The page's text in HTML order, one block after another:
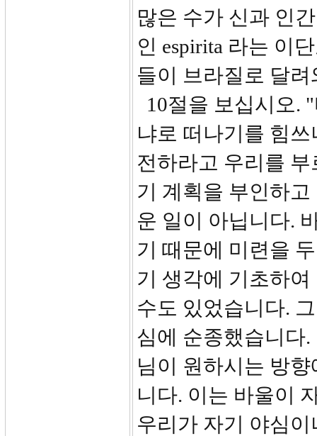
많은 수가 신과 인
인 espirita 라는 이
들이 브라질로 달
10절을 보십시오.
냐로 떠나기를 힘
전하라고 우리를
기 계획을 부인하
운 일이 아닙니다.
기 때문에 미련을
기 생각에 기초하
수도 있었습니다.
심에 순종했습니다
님이 원하시는 방
니다. 이는 바울이
우리가 자기 야심